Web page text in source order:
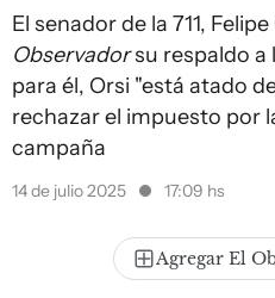
El senador de la 711,
Observadorsu respaldo a
para él, Orsi "está atado
rechazar el impuesto por
campaña
14 de julio 2025 17:09 hs
Agregar El